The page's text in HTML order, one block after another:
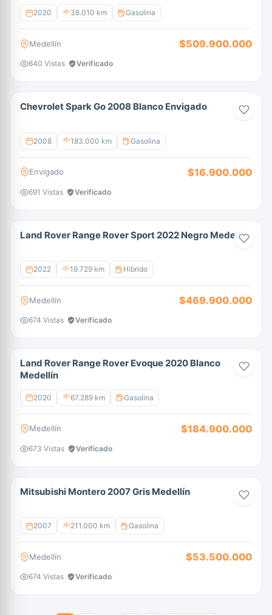
2020 38.010 km Gasolina
Medellín $509.900.000
640 Vistas Verificado
Chevrolet Spark Go 2008 Blanco Envigado
2008 183.000 km Gasolina
Envigado $16.900.000
691 Vistas Verificado
Land Rover Range Rover Sport 2022 Negro Medellín
2022 19.729 km Híbrido
Medellín $469.900.000
674 Vistas Verificado
Land Rover Range Rover Evoque 2020 Blanco
Medellín
2020 67.289 km Gasolina
Medellín $184.900.000
673 Vistas Verificado
Mitsubishi Montero 2007 Gris Medellín
2007 211.000 km Gasolina
Medellín $53.500.000
674 Vistas Verificado